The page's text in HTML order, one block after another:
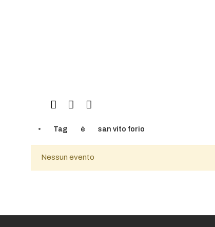
Tag è san vito forio
Nessun evento